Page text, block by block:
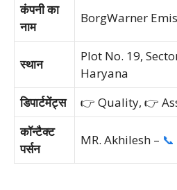
कंपनी का
नाम
BorgWarner
स्थान
Plot No. 19,
Haryana
डिपार्टमेंट्स
👉 Quality, 👉
कॉन्टैक्ट
पर्सन
MR. Akhilesh –